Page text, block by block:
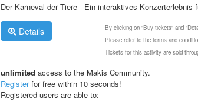
Der Karneval der Tiere - Ein interaktives Konzerterlebnis
Details
By clicking on "Buy tickets" and
Please refer to the terms and
Tickets for this activity are sold
unlimited access to the Makis Community.
Registerfor free within 10 seconds!
Registered users are able to: